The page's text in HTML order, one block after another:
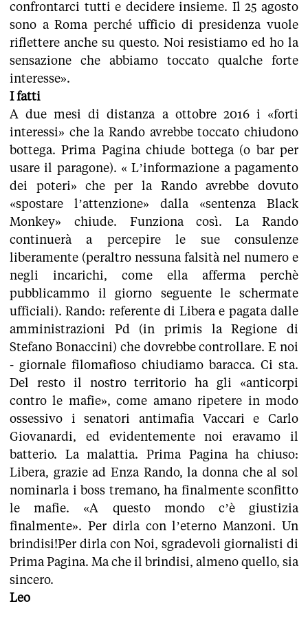
confrontarci tutti e decidere insieme. Il 25 agosto
sono a Roma perché ufficio di presidenza vuole
riflettere anche su questo. Noi resistiamo ed ho la
sensazione che abbiamo toccato qualche forte
interesse».
I fatti
A due mesi di distanza a ottobre 2016 i «forti
interessi» che la Rando avrebbe toccato chiudono
bottega. Prima Pagina chiude bottega (o bar per
usare il paragone). « L’informazione a pagamento
dei poteri» che per la Rando avrebbe dovuto
«spostare l’attenzione» dalla «sentenza Black
Monkey» chiude. Funziona così. La Rando
continuerà a percepire le sue consulenze
liberamente (peraltro nessuna falsità nel numero e
negli incarichi, come ella afferma perchè
pubblicammo il giorno seguente le schermate
ufficiali). Rando: referente di Libera e pagata dalle
amministrazioni Pd (in primis la Regione di
Stefano Bonaccini) che dovrebbe controllare. E noi
- giornale filomafioso chiudiamo baracca. Ci sta.
Del resto il nostro territorio ha gli «anticorpi
contro le mafie», come amano ripetere in modo
ossessivo i senatori antimafia Vaccari e Carlo
Giovanardi, ed evidentemente noi eravamo il
batterio. La malattia. Prima Pagina ha chiuso:
Libera, grazie ad Enza Rando, la donna che al sol
nominarla i boss tremano, ha finalmente sconfitto
le mafie. «A questo mondo c’è giustizia
finalmente». Per dirla con l’eterno Manzoni. Un
brindisi!Per dirla con Noi, sgradevoli giornalisti di
Prima Pagina. Ma che il brindisi, almeno quello, sia
sincero.
Leo